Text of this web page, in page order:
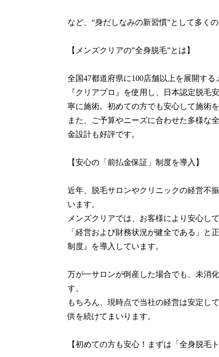
など、“身だしなみの新習慣”として多く
【メンズクリアの”全身脱毛”とは】
全国47都道府県に100店舗以上を展開す
『クリアプロ』を使用し、日本認定脱毛
寧に施術。初めての方でも安心して施術
また、ご予算やニーズに合わせた多様な
金設計も好評です。
【安心の「前払金保証」制度を導入】
近年、脱毛サロンやクリニックの経営不
います。
メンズクリアでは、お客様により安心し
「経営および財務状況が健全である」と
制度』を導入しています。
万が一サロンが倒産した場合でも、未消
す。
もちろん、現時点で当社の経営は安定し
供を続けてまいります。
【初めての方も安心！まずは「全身脱毛